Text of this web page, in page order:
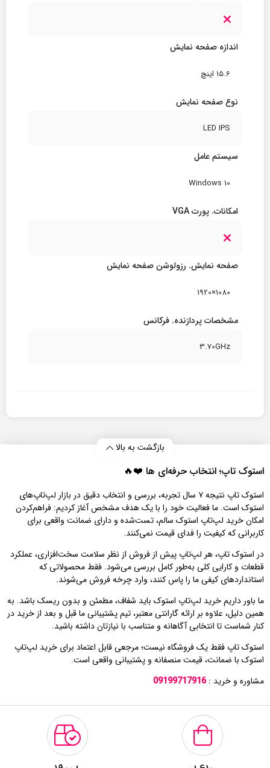
اندازه صفحه نمایش
15.6 اینچ
نوع صفحه نمایش
LED IPS
سیستم عامل
Windows 10
امکانات. پورت VGA
صفحه نمایش. رزولوشن صفحه نمایش
1080×1920
مشخصات پردازنده. فرکانس
3.70GHz
بازگشت به بالا
استوک تاپ؛ انتخاب حرفه‌ای‌ ها ❤️🔥
استوک تاپ نتیجه ۷ سال تجربه، بررسی و انتخاب دقیق در بازار لپ‌تاپ‌های
استوک است. ما فعالیت خود را با یک هدف مشخص آغاز کردیم: فراهم‌کردن
امکان خرید لپ‌تاپ استوک سالم، تست‌شده و دارای ضمانت واقعی برای
کاربرانی که کیفیت را فدای قیمت نمی‌کنند.
در استوک تاپ، هر لپ‌تاپ پیش از فروش از نظر سلامت سخت‌افزاری، عملکرد
قطعات و کارایی کلی به‌طور کامل بررسی می‌شود. فقط محصولاتی که
استانداردهای کیفی ما را پاس کنند، وارد چرخه فروش می‌شوند.
ما باور داریم خرید لپ‌تاپ استوک باید شفاف، مطمئن و بدون ریسک باشد. به
همین دلیل، علاوه بر ارائه گارانتی معتبر، تیم پشتیبانی ما قبل و بعد از خرید در
کنار شماست تا انتخابی آگاهانه و متناسب با نیازتان داشته باشید.
استوک تاپ فقط یک فروشگاه نیست؛ مرجعی قابل اعتماد برای خرید لپ‌تاپ
استوک با ضمانت، قیمت منصفانه و پشتیبانی واقعی است.
مشاوره و خرید :09199717916